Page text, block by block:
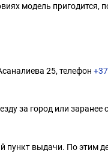
модель пригодится,
25, телефон
за город или заранее
пункт выдачи. По этим